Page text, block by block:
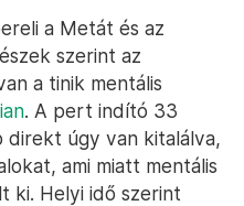
a Metát és az
szerint az
a tinik mentális
. A pert indító 33
direkt úgy van kitalálva,
ami miatt mentális
ki. Helyi idő szerint